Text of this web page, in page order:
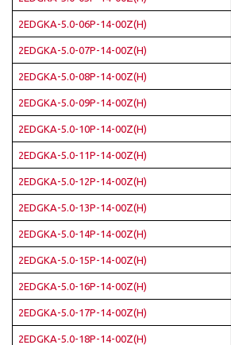
2EDGKA-5.0-06P-14-00Z(H)
2EDGKA-5.0-07P-14-00Z(H)
2EDGKA-5.0-08P-14-00Z(H)
2EDGKA-5.0-09P-14-00Z(H)
2EDGKA-5.0-10P-14-00Z(H)
2EDGKA-5.0-11P-14-00Z(H)
2EDGKA-5.0-12P-14-00Z(H)
2EDGKA-5.0-13P-14-00Z(H)
2EDGKA-5.0-14P-14-00Z(H)
2EDGKA-5.0-15P-14-00Z(H)
2EDGKA-5.0-16P-14-00Z(H)
2EDGKA-5.0-17P-14-00Z(H)
2EDGKA-5.0-18P-14-00Z(H)